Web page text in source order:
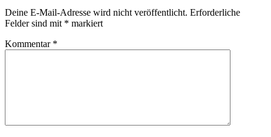
Deine E-Mail-Adresse wird nicht veröffentlicht. Erforderliche
Felder sind mit * markiert
Kommentar *